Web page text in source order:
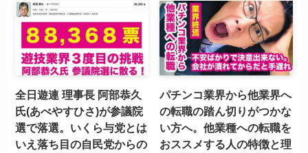
全日遊連 理事長 阿部恭久
氏(あべやすひさ)が参議院
選で落選。いくら与党とは
いえ落ち目の自民党からの
パチンコ業界から他業界へ
の転職の踏ん切りがつかな
い方へ。他業種への転職を
おススメする人の特徴と理